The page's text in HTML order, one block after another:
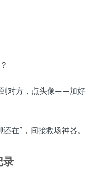
到对方，点头像——加好
在”，间接救场神器。
录